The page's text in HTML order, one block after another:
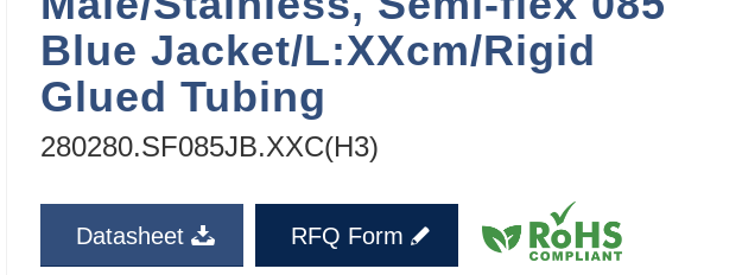
Blue Jacket/L:XXcm/Rigid
Glued Tubing
280280.SF085JB.XXC(H3)
Datasheet RFQ Form